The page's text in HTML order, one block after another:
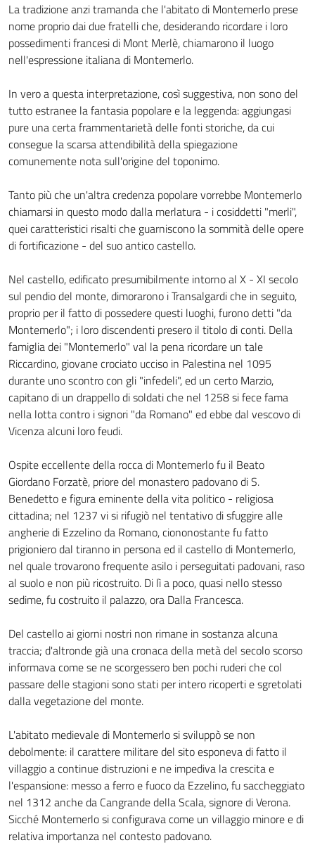
La tradizione anzi tramanda che l'abitato di Montemerlo prese
nome proprio dai due fratelli che, desiderando ricordare i loro
possedimenti francesi di Mont Merlè, chiamarono il luogo
nell'espressione italiana di Montemerlo.
In vero a questa interpretazione, così suggestiva, non sono del
tutto estranee la fantasia popolare e la leggenda: aggiungasi
pure una certa frammentarietà delle fonti storiche, da cui
consegue la scarsa attendibilità della spiegazione
comunemente nota sull'origine del toponimo.
Tanto più che un'altra credenza popolare vorrebbe Montemerlo
chiamarsi in questo modo dalla merlatura - i cosiddetti "merli",
quei caratteristici risalti che guarniscono la sommità delle opere
di fortificazione - del suo antico castello.
Nel castello, edificato presumibilmente intorno al X - XI secolo
sul pendio del monte, dimorarono i Transalgardi che in seguito,
proprio per il fatto di possedere questi luoghi, furono detti "da
Montemerlo"; i loro discendenti presero il titolo di conti. Della
famiglia dei "Montemerlo" val la pena ricordare un tale
Riccardino, giovane crociato ucciso in Palestina nel 1095
durante uno scontro con gli "infedeli", ed un certo Marzio,
capitano di un drappello di soldati che nel 1258 si fece fama
nella lotta contro i signori "da Romano" ed ebbe dal vescovo di
Vicenza alcuni loro feudi.
Ospite eccellente della rocca di Montemerlo fu il Beato
Giordano Forzatè, priore del monastero padovano di S.
Benedetto e figura eminente della vita politico - religiosa
cittadina; nel 1237 vi si rifugiò nel tentativo di sfuggire alle
angherie di Ezzelino da Romano, ciononostante fu fatto
prigioniero dal tiranno in persona ed il castello di Montemerlo,
nel quale trovarono frequente asilo i perseguitati padovani, raso
al suolo e non più ricostruito. Di lì a poco, quasi nello stesso
sedime, fu costruito il palazzo, ora Dalla Francesca.
Del castello ai giorni nostri non rimane in sostanza alcuna
traccia; d'altronde già una cronaca della metà del secolo scorso
informava come se ne scorgessero ben pochi ruderi che col
passare delle stagioni sono stati per intero ricoperti e sgretolati
dalla vegetazione del monte.
L'abitato medievale di Montemerlo si sviluppò se non
debolmente: il carattere militare del sito esponeva di fatto il
villaggio a continue distruzioni e ne impediva la crescita e
l'espansione: messo a ferro e fuoco da Ezzelino, fu saccheggiato
nel 1312 anche da Cangrande della Scala, signore di Verona.
Sicché Montemerlo si configurava come un villaggio minore e di
relativa importanza nel contesto padovano.